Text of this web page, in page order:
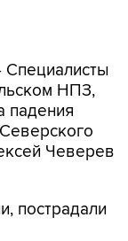
Специалисты
НПЗ,
падения
Чеверев
пострадали